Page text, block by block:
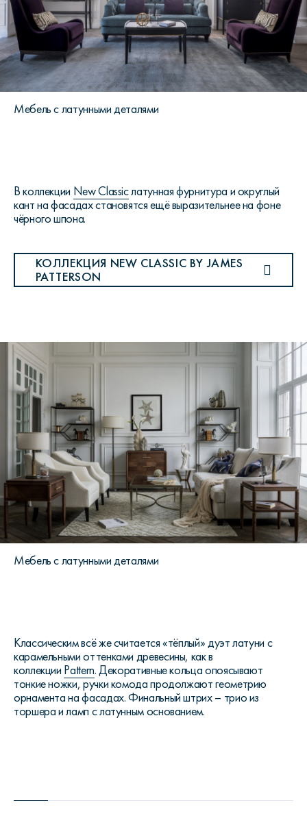
Мебель с латунными деталями
В коллекции New Classicлатунная фурнитура и округлый
кант на фасадах становятся ещё выразительнее на фоне
чёрного шпона.
КОЛЛЕКЦИЯ NEW CLASSIC BY JAMES
PATTERSON
Мебель с латунными деталями
Классическим всё же считается «тёплый» дуэт латуни с
карамельными оттенками древесины, как в
коллекции Pattern. Декоративные кольца опоясывают
тонкие ножки, ручки комода продолжают геометрию
орнамента на фасадах. Финальный штрих – трио из
торшера и ламп с латунным основанием.